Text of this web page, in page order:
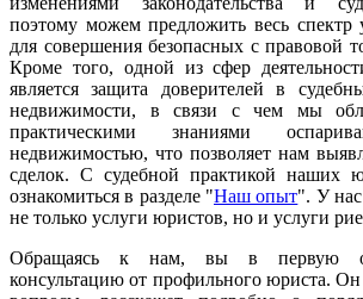
поэтому можем предложить весь спектр
для совершения безопасных с правовой
Кроме того, одной из сфер
является защита доверителей в
недвижимости, в связи с чем мы
практическими знаниями
недвижимостью, что позволяет нам
сделок. С судебной практикой наших
ознакомиться в разделе "Наш опыт". У нас
не только услуги юристов, но и услуги
Обращаясь к нам, вы в первую
консультацию от профильного юриста.